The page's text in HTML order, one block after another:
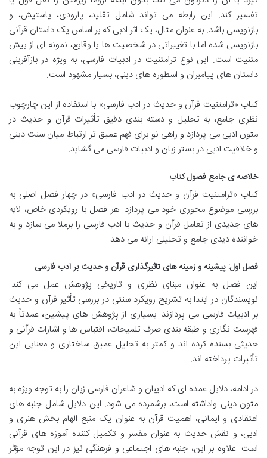
تفسیر کند. این رابطه می تواند شامل تقلید، پارودی، پاستیش، و
بازنویسی باشد. به عنوان مثال، یک اثر ادبی که بر اساس یک داستان قرآنی
بازنویسی شده اما با تغییراتی در شخصیت ها یا وقایع، نمونه ای از بیش
متنیت است. این نوع ترامتنیت در ادبیات فارسی، به ویژه در بازآفرینی
داستان های پیامبران و اسطوره های دینی، بسیار مشهود است.
کتاب «ترامتنیت قرآن و حدیث در ادب فارسی» با استفاده از این چارچوب
نظری جامع، به تحلیل و دسته بندی دقیق تأثیرات قرآن و حدیث در
متون ادبی می پردازد و راهی نو برای فهم عمیق تر ارتباط میان سنت دینی
و خلاقیت ادبی در بستر زبان و ادبیات فارسی می گشاید.
خلاصه ی جامع فصول کتاب
کتاب «ترامتنیت قرآن و حدیث در ادب فارسی» در چهار فصل اصلی به
بررسی موضوع محوری خود می پردازد. هر فصل با رویکردی خاص، لایه
های جدیدی از تعامل قرآن و حدیث با ادب فارسی را برملا می سازد و به
خواننده دیدی جامع و تحلیلی ارائه می دهد.
فصل اول: پیشینه و زمینه های تاثیرگذاری قرآن و حدیث بر ادب فارسی
این فصل به عنوان مبنای نظری و تاریخی پژوهش عمل می کند.
نویسندگان در ابتدا به تشریح رویکرد سنتی در بررسی تأثیر قرآن و حدیث
بر ادبیات فارسی می پردازند. بسیاری از پژوهش های پیشین، عمدتاً به
فهرست نگاری و طبقه بندی صرف تلمیحات، اقتباس ها و اشارات قرآنی و
حدیثی بسنده کرده اند و کمتر به تحلیل عمیق ساختاری و معنایی این
تأثیرات پرداخته اند.
در ادامه، دلایل عمده ای که ادیبان و شاعران فارسی زبان را به توجه ویژه به
متون دینی واداشته است، برشمرده می شود. این دلایل شامل جنبه های
اعتقادی و ایمانی، اهمیت قرآن به عنوان یک منبع الهام بخش هنری و
ادبی، و نقش حدیث به عنوان مفسر و تکمیل کننده آموزه های قرآنی
است. علاوه بر این، جنبه های اجتماعی و فرهنگی نیز در این توجه مؤثر